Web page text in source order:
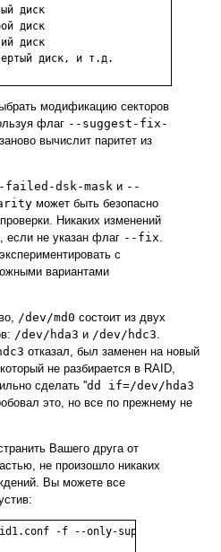
диск
диск
диск
диск, и т.д.
модификацию секторов
флаг --suggest-fix-
вычислит паритет из
failed-dsk-mask и --
может быть безопасно
Никаких изменений
если не указан флаг --fix.
с
вариантами
/dev/md0 состоит из двух
/dev/hda3 и /dev/hdc3.
отказал, был заменен на новый
не разбирается в RAID,
сделать ''dd if=/dev/hda3
это, но все по прежнему не
Вашего друга от
не произошло никаких
Вы можете все
-f --only-superblock